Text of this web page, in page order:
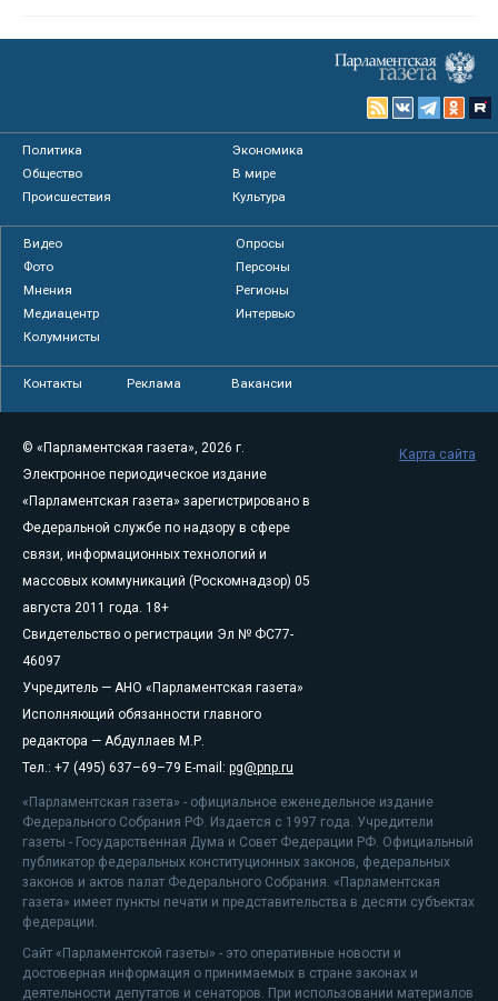
Политика
Экономика
Общество
В мире
Происшествия
Культура
Видео
Опросы
Фото
Персоны
Мнения
Регионы
Медиацентр
Интервью
Колумнисты
Контакты Реклама Вакансии
© «Парламентская газета», 2026 г.
Электронное периодическое издание
«Парламентская газета» зарегистрировано в
Федеральной службе по надзору в сфере
связи, информационных технологий и
массовых коммуникаций (Роскомнадзор) 05
августа 2011 года. 18+
Свидетельство о регистрации Эл № ФС77-
46097
Учредитель — АНО «Парламентская газета»
Исполняющий обязанности главного
редактора — Абдуллаев М.Р.
Тел.: +7 (495) 637–69–79 E-mail: pg@pnp.ru
«Парламентская газета» - официальное еженедельное издание
Федерального Собрания РФ. Издается с 1997 года. Учредители
газеты - Государственная Дума и Совет Федерации РФ. Официальный
публикатор федеральных конституционных законов, федеральных
законов и актов палат Федерального Собрания. «Парламентская
газета» имеет пункты печати и представительства в десяти субъектах
федерации.
Сайт «Парламентской газеты» - это оперативные новости и
достоверная информация о принимаемых в стране законах и
деятельности депутатов и сенаторов. При использовании материалов
Карта сайта